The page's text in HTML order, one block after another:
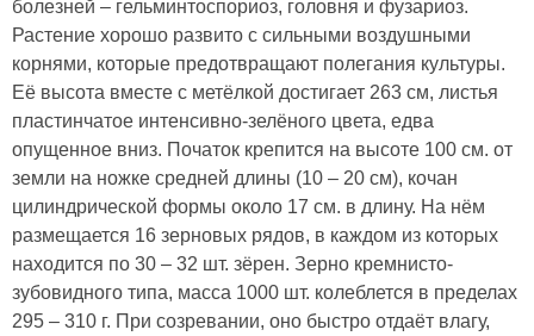
болезней – гельминтоспориоз, головня и фузариоз.
Растение хорошо развито с сильными воздушными
корнями, которые предотвращают полегания культуры.
Её высота вместе с метёлкой достигает 263 см, листья
пластинчатое интенсивно-зелёного цвета, едва
опущенное вниз. Початок крепится на высоте 100 см. от
земли на ножке средней длины (10 – 20 см), кочан
цилиндрической формы около 17 см. в длину. На нём
размещается 16 зерновых рядов, в каждом из которых
находится по 30 – 32 шт. зёрен. Зерно кремнисто-
зубовидного типа, масса 1000 шт. колеблется в пределах
295 – 310 г. При созревании, оно быстро отдаёт влагу,